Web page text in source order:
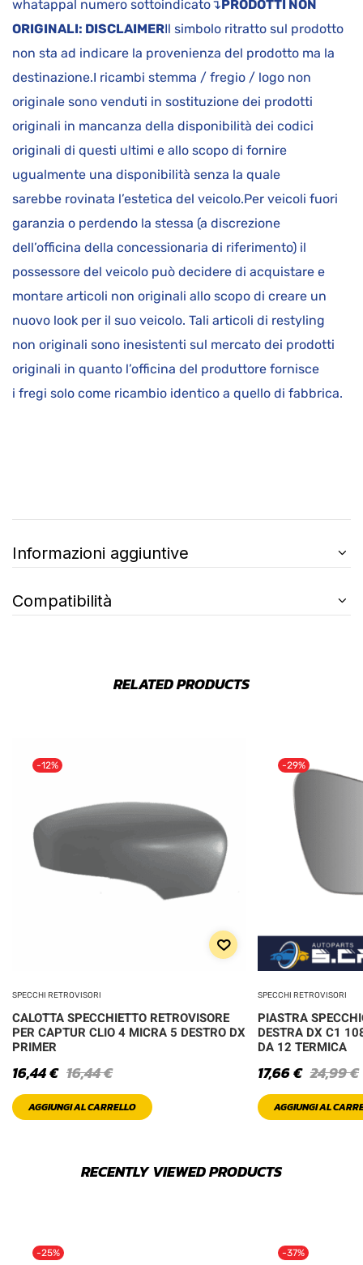
whatappal numero sottoindicato↴ PRODOTTI NON
ORIGINALI: DISCLAIMERIl simbolo ritratto sul prodotto
non sta ad indicare la provenienza del prodotto ma la
destinazione.I ricambi stemma / fregio / logo non
originale sono venduti in sostituzione dei prodotti
originali in mancanza della disponibilità dei codici
originali di questi ultimi e allo scopo di fornire
ugualmente una disponibilità senza la quale
sarebbe rovinata l’estetica del veicolo.Per veicoli fuori
garanzia o perdendo la stessa (a discrezione
dell’officina della concessionaria di riferimento) il
possessore del veicolo può decidere di acquistare e
montare articoli non originali allo scopo di creare un
nuovo look per il suo veicolo. Tali articoli di restyling
non originali sono inesistenti sul mercato dei prodotti
originali in quanto l’officina del produttore fornisce
i fregi solo come ricambio identico a quello di fabbrica.
Informazioni aggiuntive
Compatibilità
RELATED PRODUCTS
-12%
SPECCHI RETROVISORI
CALOTTA SPECCHIETTO RETROVISORE
PER CAPTUR CLIO 4 MICRA 5 DESTRO DX
PRIMER
16,44€
16,44€
AGGIUNGI AL CARRELLO
-29%
SPECCHI RETROVISORI
PIASTRA
DESTRA DX C1
DA 12 TERMICA
24,99€
17,66€
AGGIUNGI AL
RECENTLY VIEWED PRODUCTS
-25% -37%